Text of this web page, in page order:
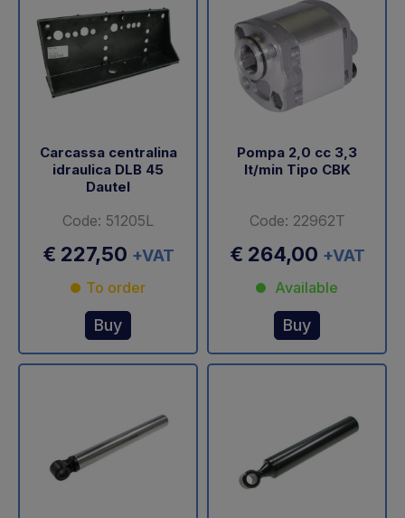
Carcassa centralina
idraulica DLB 45
Dautel
Code: 51205L
€ 227,50 +VAT
To order
Buy
Pompa 2,0 cc 3,3
lt/min Tipo CBK
Code: 22962T
€ 264,00 +VAT
Available
Buy